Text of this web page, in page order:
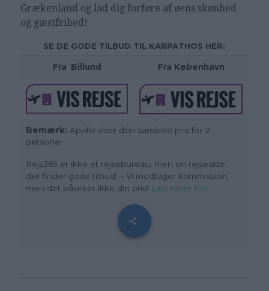
Grækenland og lad dig forføre af øens skønhed
og gæstfrihed!
SE DE GODE TILBUD TIL KARPATHOS HER:
Fra Billund Fra København
Bemærk:Apollo viser den samlede pris for 2
personer.
Rejs365 er ikke et rejsebureau, men en rejseside,
der finder gode tilbud! – Vi modtager kommission,
men det påvirker ikke din pris! Læs mere her